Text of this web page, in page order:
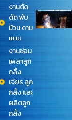
งานตัด
ดัด พับ
ม้วน ตาม
แบบ
งานซ่อม
เพลาลูก
กลิ้ง
เจียร ลูก
กลิ้ง และ
ผลิตลูก
กลิ้ง